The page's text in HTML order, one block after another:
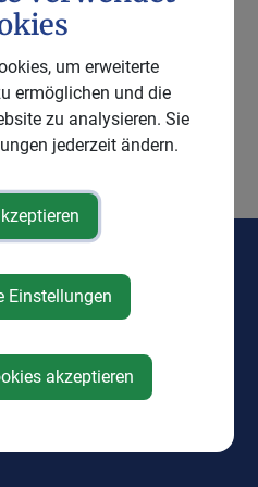
um erweiterte
ermöglichen und die
zu analysieren. Sie
jederzeit ändern.
Einstellungen
akzeptieren